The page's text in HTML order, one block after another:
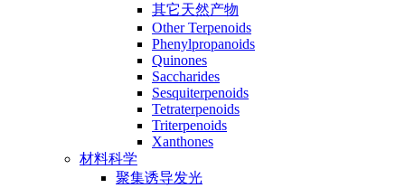
其它天然产物
Other Terpenoids
Phenylpropanoids
Quinones
Saccharides
Sesquiterpenoids
Tetraterpenoids
Triterpenoids
Xanthones
材料科学
聚集诱导发光